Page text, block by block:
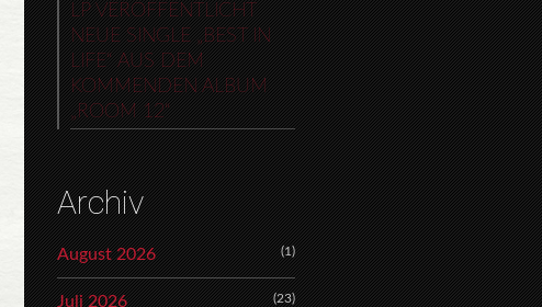
LP VERÖFFENTLICHT
NEUE SINGLE „BEST IN
LIFE“ AUS DEM
KOMMENDEN ALBUM
„ROOM 12“
Archiv
August 2026 (1)
Juli 2026 (23)